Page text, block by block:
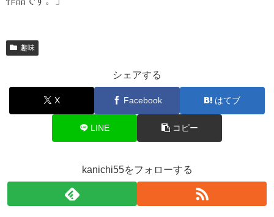
趣味
シェアする
X Facebook はてブ
LINE コピー
kanichi55をフォローする